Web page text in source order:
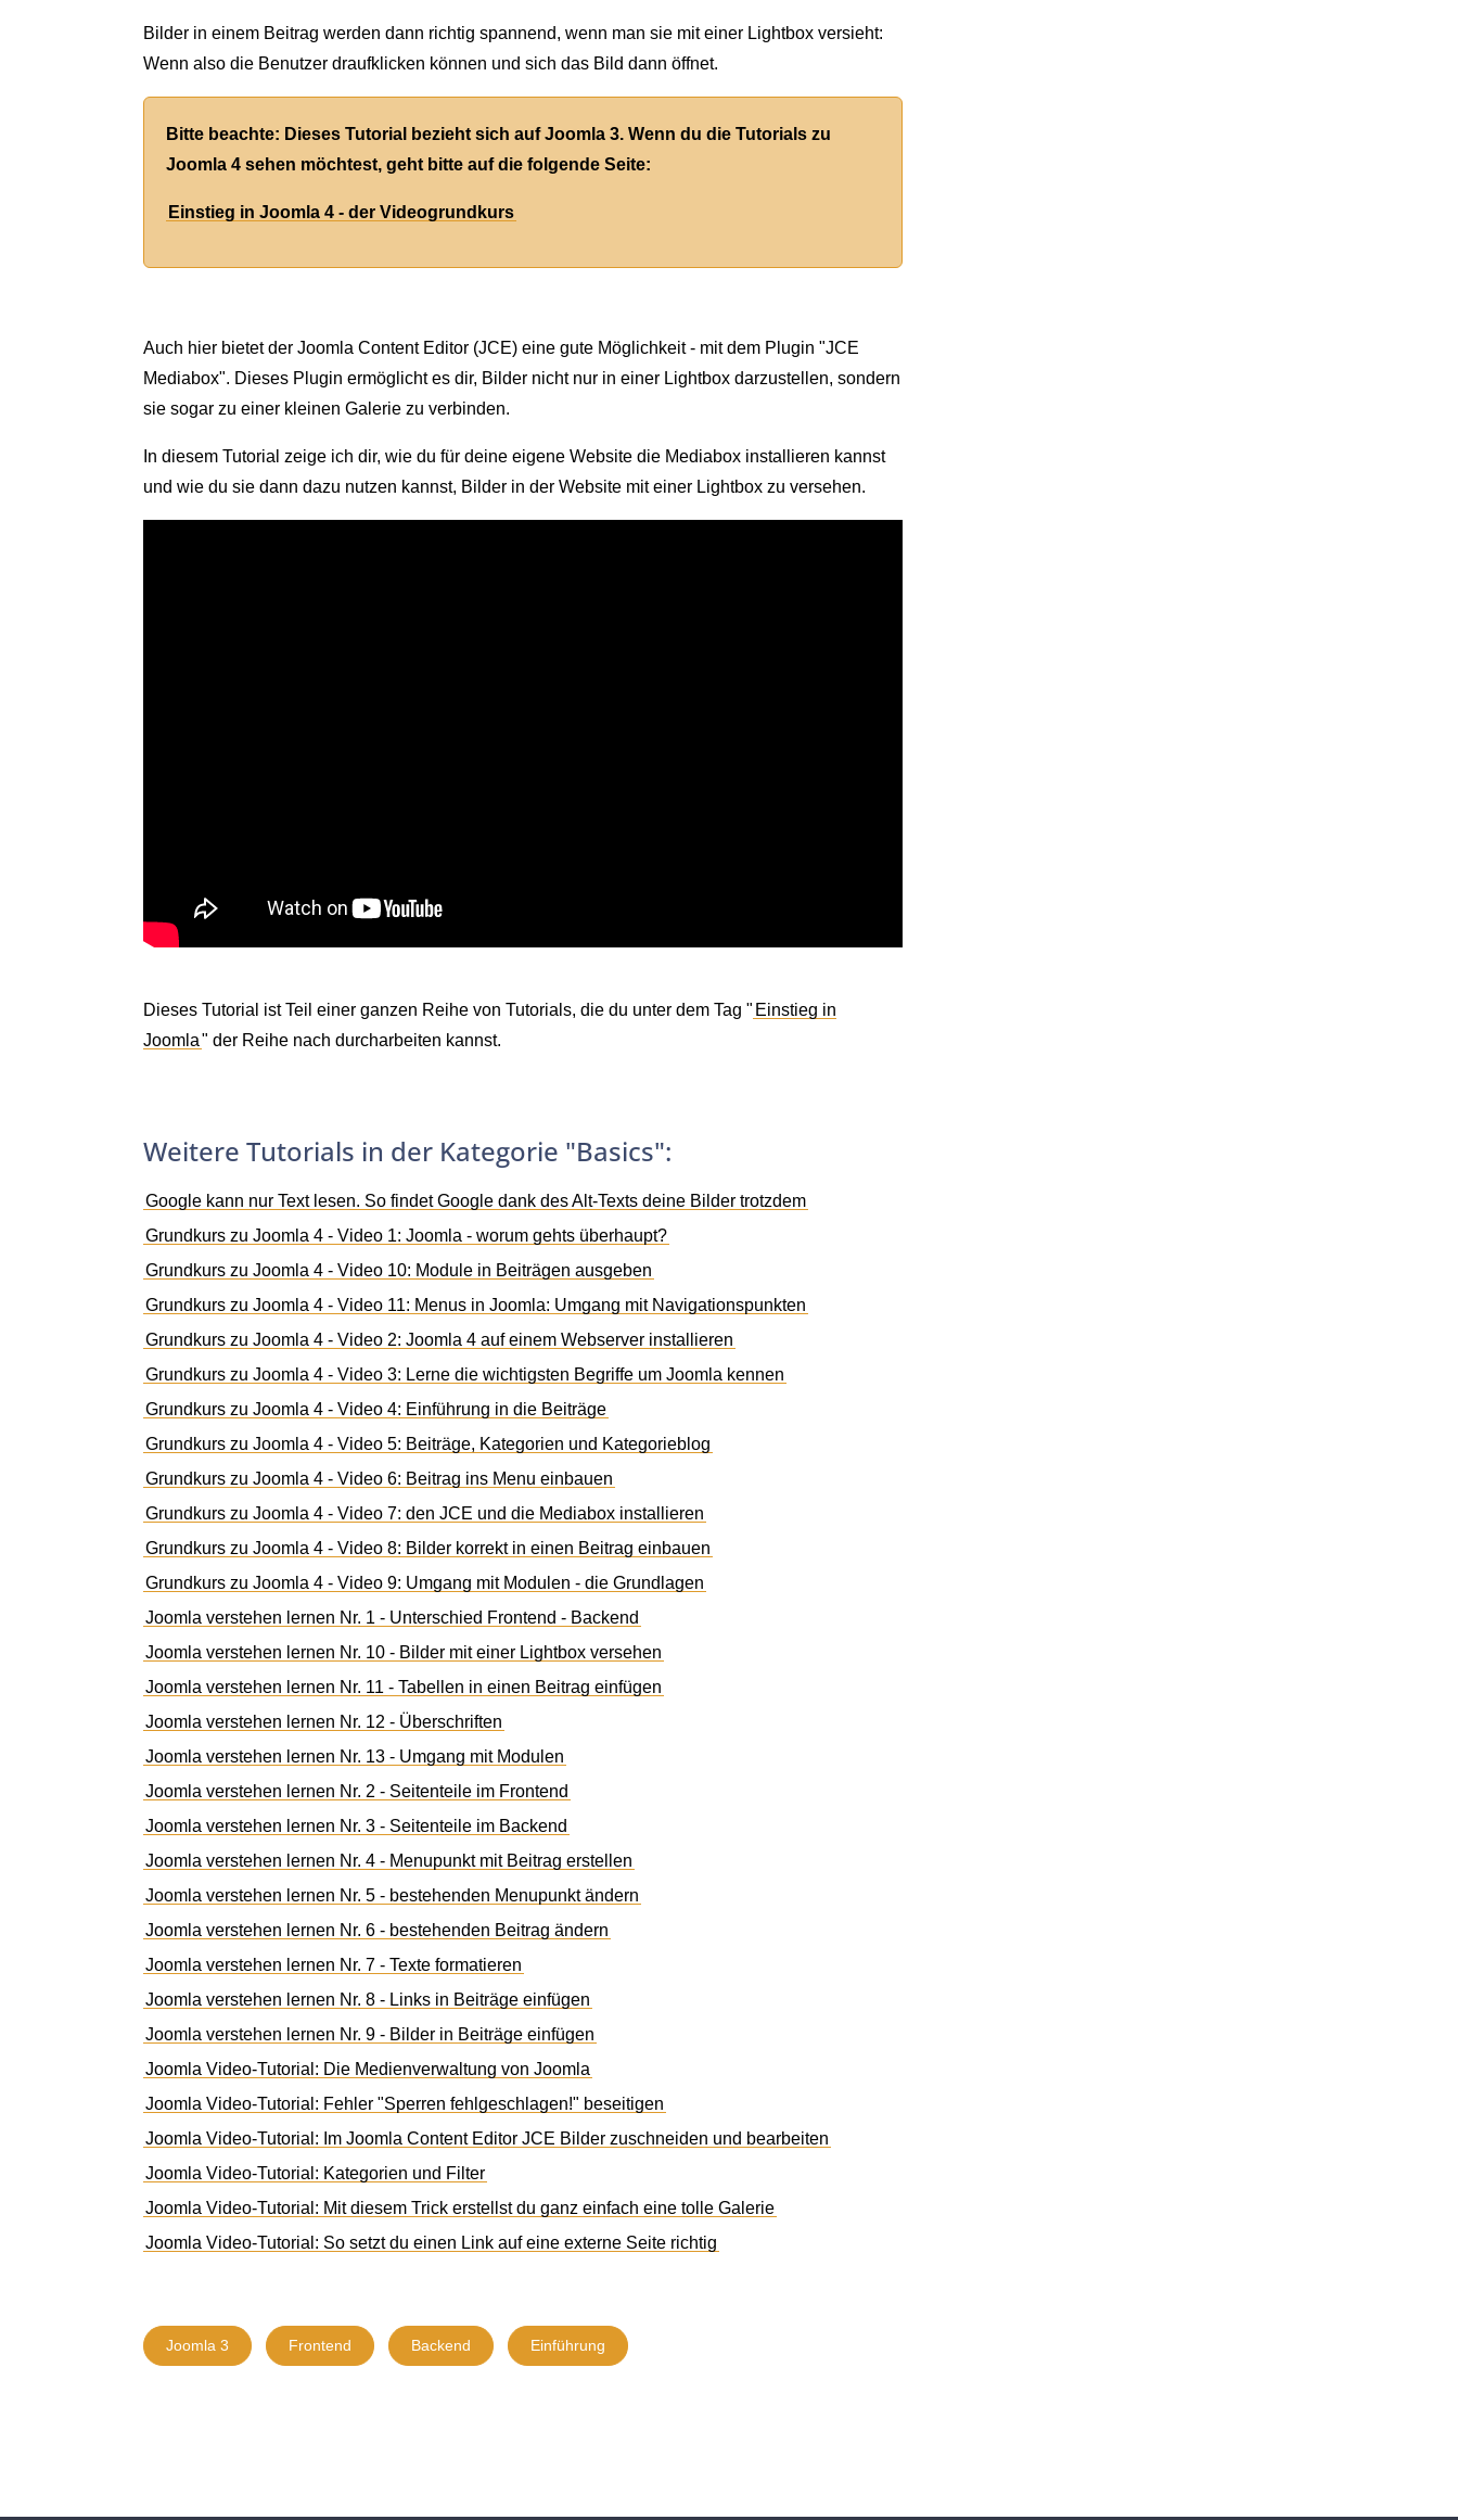
Bilder in einem Beitrag werden dann richtig spannend, wenn man sie mit einer Lightbox versieht:
Wenn also die Benutzer draufklicken können und sich das Bild dann öffnet.
Bitte beachte: Dieses Tutorial bezieht sich auf Joomla 3. Wenn du die Tutorials zu
Joomla 4 sehen möchtest, geht bitte auf die folgende Seite:
Einstieg in Joomla 4 - der Videogrundkurs
Auch hier bietet der Joomla Content Editor (JCE) eine gute Möglichkeit - mit dem Plugin "JCE
Mediabox". Dieses Plugin ermöglicht es dir, Bilder nicht nur in einer Lightbox darzustellen, sondern
sie sogar zu einer kleinen Galerie zu verbinden.
In diesem Tutorial zeige ich dir, wie du für deine eigene Website die Mediabox installieren kannst
und wie du sie dann dazu nutzen kannst, Bilder in der Website mit einer Lightbox zu versehen.
Dieses Tutorial ist Teil einer ganzen Reihe von Tutorials, die du unter dem Tag " Einstieg in
Joomla" der Reihe nach durcharbeiten kannst.
Weitere Tutorials in der Kategorie "Basics":
Google kann nur Text lesen. So findet Google dank des Alt-Texts deine Bilder trotzdem
Grundkurs zu Joomla 4 - Video 1: Joomla - worum gehts überhaupt?
Grundkurs zu Joomla 4 - Video 10: Module in Beiträgen ausgeben
Grundkurs zu Joomla 4 - Video 11: Menus in Joomla: Umgang mit Navigationspunkten
Grundkurs zu Joomla 4 - Video 2: Joomla 4 auf einem Webserver installieren
Grundkurs zu Joomla 4 - Video 3: Lerne die wichtigsten Begriffe um Joomla kennen
Grundkurs zu Joomla 4 - Video 4: Einführung in die Beiträge
Grundkurs zu Joomla 4 - Video 5: Beiträge, Kategorien und Kategorieblog
Grundkurs zu Joomla 4 - Video 6: Beitrag ins Menu einbauen
Grundkurs zu Joomla 4 - Video 7: den JCE und die Mediabox installieren
Grundkurs zu Joomla 4 - Video 8: Bilder korrekt in einen Beitrag einbauen
Grundkurs zu Joomla 4 - Video 9: Umgang mit Modulen - die Grundlagen
Joomla verstehen lernen Nr. 1 - Unterschied Frontend - Backend
Joomla verstehen lernen Nr. 10 - Bilder mit einer Lightbox versehen
Joomla verstehen lernen Nr. 11 - Tabellen in einen Beitrag einfügen
Joomla verstehen lernen Nr. 12 - Überschriften
Joomla verstehen lernen Nr. 13 - Umgang mit Modulen
Joomla verstehen lernen Nr. 2 - Seitenteile im Frontend
Joomla verstehen lernen Nr. 3 - Seitenteile im Backend
Joomla verstehen lernen Nr. 4 - Menupunkt mit Beitrag erstellen
Joomla verstehen lernen Nr. 5 - bestehenden Menupunkt ändern
Joomla verstehen lernen Nr. 6 - bestehenden Beitrag ändern
Joomla verstehen lernen Nr. 7 - Texte formatieren
Joomla verstehen lernen Nr. 8 - Links in Beiträge einfügen
Joomla verstehen lernen Nr. 9 - Bilder in Beiträge einfügen
Joomla Video-Tutorial: Die Medienverwaltung von Joomla
Joomla Video-Tutorial: Fehler "Sperren fehlgeschlagen!" beseitigen
Joomla Video-Tutorial: Im Joomla Content Editor JCE Bilder zuschneiden und bearbeiten
Joomla Video-Tutorial: Kategorien und Filter
Joomla Video-Tutorial: Mit diesem Trick erstellst du ganz einfach eine tolle Galerie
Joomla Video-Tutorial: So setzt du einen Link auf eine externe Seite richtig
Joomla 3 Frontend Backend Einführung